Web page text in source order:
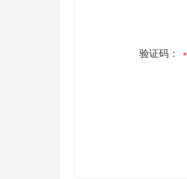
验证码：